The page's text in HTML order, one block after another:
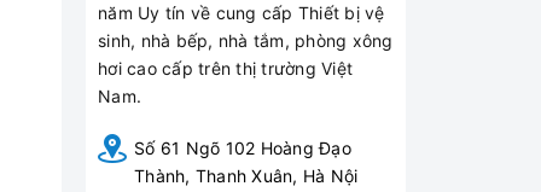
năm Uy tín về cung cấp Thiết bị vệ
sinh, nhà bếp, nhà tắm, phòng xông
hơi cao cấp trên thị trường Việt
Nam.
Số 61 Ngõ 102 Hoàng Đạo
Thành, Thanh Xuân, Hà Nội